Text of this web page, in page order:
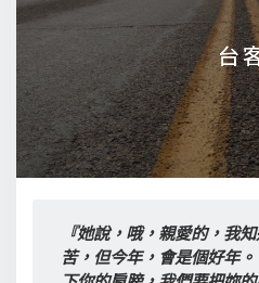
台
台
『她說，哦，親愛的，我
苦，但今年，會是個好年